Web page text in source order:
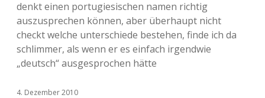
denkt einen portugiesischen namen richtig
auszusprechen können, aber überhaupt nicht
checkt welche unterschiede bestehen, finde ich da
schlimmer, als wenn er es einfach irgendwie
„deutsch“ ausgesprochen hätte
4. Dezember 2010